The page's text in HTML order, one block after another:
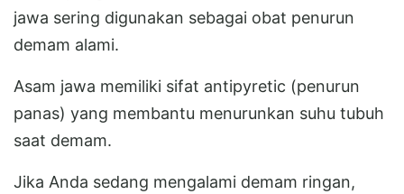
jawa sering digunakan sebagai obat penurun
demam alami.
Asam jawa memiliki sifat antipyretic (penurun
panas) yang membantu menurunkan suhu tubuh
saat demam.
Jika Anda sedang mengalami demam ringan,